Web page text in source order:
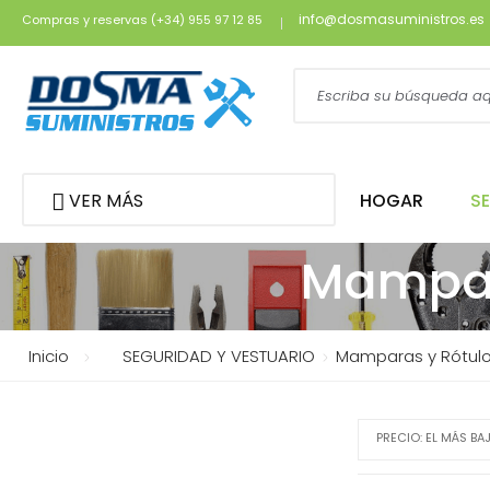
Compras y reservas (+34) 955 97 12 85 info@dosmasuministros.es
VER MÁS HOGAR
Inicio SEGURIDAD Y VESTUARIO Mamparas y
PRECIO: EL MÁS